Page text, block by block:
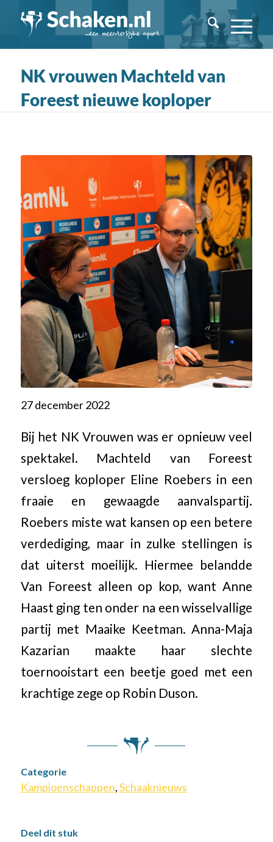
NK vrouwen Machteld van
Foreest nieuwe koploper
27 december 2022
Bij het NK Vrouwen was er opnieuw veel
spektakel. Machteld van Foreest
versloeg koploper Eline Roebers in een
fraaie en gewaagde aanvalspartij.
Roebers miste wat kansen op een betere
verdediging, maar in zulke stellingen is
dat uiterst moeilijk. Hiermee belandde
Van Foreest alleen op kop, want Anne
Haast ging ten onder na een wisselvallige
partij met Maaike Keetman. Anna-Maja
Kazarian maakte haar slechte
toernooistart een beetje goed met een
krachtige zege op Robin Duson.
Categorie
Kampioenschappen,Schaaknieuws
Deel dit stuk